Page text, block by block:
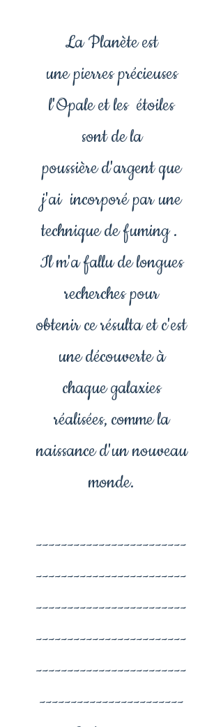
La Planète est
une pierres précieuses
l'Opale et les étoiles
sont de la
poussière d'argent que
j'ai incorporé par une
technique de fuming .
Il m'a fallu de longues
recherches pour
obtenir ce résulta et c'est
une découverte à
chaque galaxies
réalisées, comme la
naissance d'un nouveau
monde.
------------------------
------------------------
------------------------
------------------------
------------------------
-----------------------